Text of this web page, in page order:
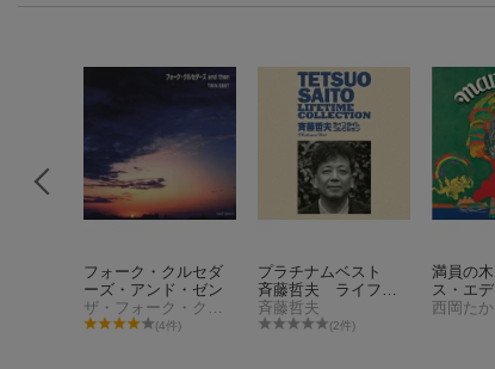
フォーク・クルセダ
ーズ・アンド・ゼン
ザ・フォーク・クルセダーズ
(4件)
プラチナムベスト
斉藤哲夫 ライフタ
イム・コレクション
斉藤哲夫
(2件)
満員の
ス・エ
西岡たか